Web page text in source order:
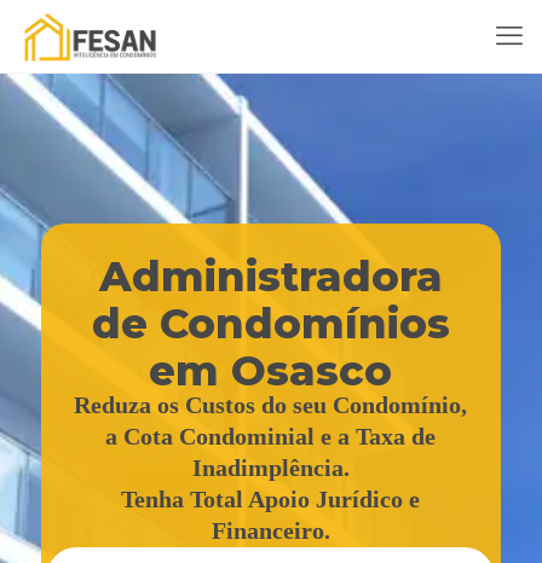
Administradora
de Condomínios
em Osasco
Reduza os Custos do seu Condomínio,
a Cota Condominial e a Taxa de
Inadimplência.
Tenha Total Apoio Jurídico e
Financeiro.